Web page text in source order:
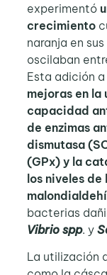
experimentó
crecimiento
naranja en
oscilaban
Esta adición
mejoras en
capacidad
de enzimas
dismutasa
(GPx) y la
los niveles
bacterias
Vibrio spp. y
La utilización